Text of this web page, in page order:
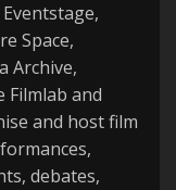
Space,
Archive,
Filmlab and
and host film
debates,